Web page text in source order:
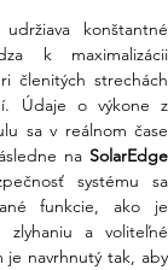
zníži
úroveň
chráni váš
do prevádzky
displeje.
priamo
intuitívnej
konštantné
k maximalizácii
členitých strechách
Údaje o výkone z
sa v reálnom čase
na SolarEdge
systému sa
funkcie, ako je
zlyhaniu a voliteľné
je navrhnutý tak, aby